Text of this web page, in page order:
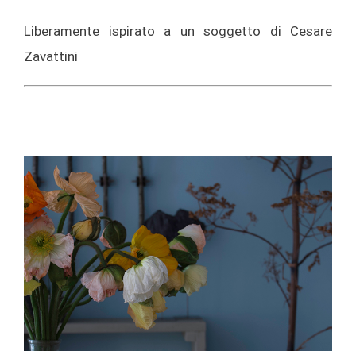
Liberamente ispirato a un soggetto di Cesare
Zavattini